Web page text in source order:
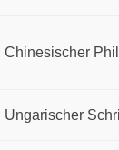
Chinesischer
Ungarischer